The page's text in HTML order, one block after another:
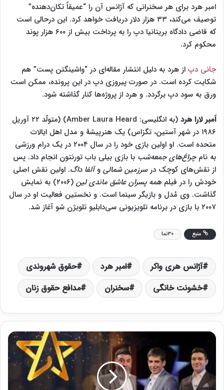
امبر هرد برای هر سخنرانی که آژانس آن را “عمیقاً تکان‌دهنده”
توصیف می‌کند، ۳۳ هزار دلار دریافت خواهد کرد. این درحالی است
که قاضی دادگاه بریتانیا دپ را به پرداخت بیش از ۶۰۰ هزار پوند
محکوم کرد.
جانی دپ از هرد به دلیل انتشار مقاله‌ای در “واشینگتن پست” هم
شکایت کرده است. در صورت پیروزی دپ در این پرونده، ممکن است
ورق به سود دپ برگردد. و هرد از پروژه‌ها کنار گذاشته شود.
اَمبر لارا هرد (به انگلیسی: Amber Laura Heard
) (متولّد ۲۲ آوریل
۱۹۸۶ در شهر آستین، تگزاس) یک هنرپیشهٔ و مدل اهل ایالات
متحده است. او اولین بازی خود را در سال ۲۰۰۴ در یک درام ورزشی
به نامچراغ‌های جمعه‌شب با بازی بیلی باب تورنتون انجام داد. پس
از نقش‌های کوچک درسرزمین شمالی وآلفا داگ. اولین نقش اصلی
خودش را در فیلم همه پسران عاشق ماندی لین
(۲۰۰۶) به نمایش
گذاشت. وی مُدل و بازیگر سینما است. و نخستین فعالیت او در سال
۲۰۰۷ با بازی در برنامه تلویزیونی سی‌دابلیو تلویژن شو آغاز شد.
منبع 30نما
آژانس هری واکر امبر هرد
حقوق شهروندی
خشونت خانگی
سخنران مدافع حقوق زنان
ا
ل